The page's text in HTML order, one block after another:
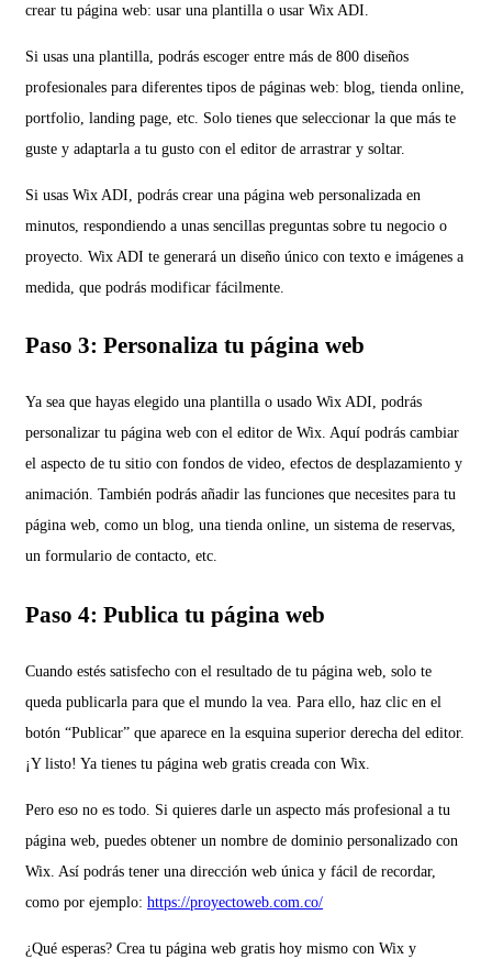
crear tu página web: usar una plantilla o usar Wix ADI.
Si usas una plantilla, podrás escoger entre más de 800 diseños
profesionales para diferentes tipos de páginas web: blog, tienda online,
portfolio, landing page, etc. Solo tienes que seleccionar la que más te
guste y adaptarla a tu gusto con el editor de arrastrar y soltar.
Si usas Wix ADI, podrás crear una página web personalizada en
minutos, respondiendo a unas sencillas preguntas sobre tu negocio o
proyecto. Wix ADI te generará un diseño único con texto e imágenes a
medida, que podrás modificar fácilmente.
Paso 3: Personaliza tu página web
Ya sea que hayas elegido una plantilla o usado Wix ADI, podrás
personalizar tu página web con el editor de Wix. Aquí podrás cambiar
el aspecto de tu sitio con fondos de video, efectos de desplazamiento y
animación. También podrás añadir las funciones que necesites para tu
página web, como un blog, una tienda online, un sistema de reservas,
un formulario de contacto, etc.
Paso 4: Publica tu página web
Cuando estés satisfecho con el resultado de tu página web, solo te
queda publicarla para que el mundo la vea. Para ello, haz clic en el
botón “Publicar” que aparece en la esquina superior derecha del editor.
¡Y listo! Ya tienes tu página web gratis creada con Wix.
Pero eso no es todo. Si quieres darle un aspecto más profesional a tu
página web, puedes obtener un nombre de dominio personalizado con
Wix. Así podrás tener una dirección web única y fácil de recordar,
como por ejemplo: https://proyectoweb.com.co/
¿Qué esperas? Crea tu página web gratis hoy mismo con Wix y